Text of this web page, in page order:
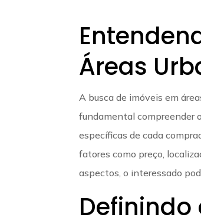
Áreas
A busca de imóveis em
fundamental compreender
específicas de cada
fatores como preço,
aspectos, o interessado
Definindo